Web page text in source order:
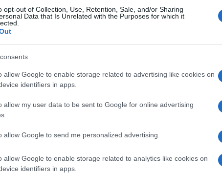
opt-out of Collection, Use, Retention, Sale, and/or Sharing
Data that Is Unrelated with the Purposes for which it
allow Google to enable storage related to advertising like cookies on
identifiers in apps.
allow my user data to be sent to Google for online advertising
allow Google to send me personalized advertising.
allow Google to enable storage related to analytics like cookies on
identifiers in apps.
brutalmente colonizzate durante la
divisa in due proprio dopo la
due anime diversissime; una liberista
anti-democratica (il Nord).
la potenza missilistica del pingue
cose giapponesi. L’imperialismo
area un tempo dominata proprio dai
francese. Entrambe le prospettive sono
la potenziale minaccia al nord con le
Russia.